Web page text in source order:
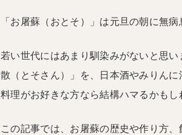
「お屠蘇（おとそ）」は元旦の朝に無
若い世代にはあまり馴染みがないと思
散（とそさん）」を、日本酒やみりん
料理がお好きな方なら結構ハマるかもし
この記事では、お屠蘇の歴史や作り方、